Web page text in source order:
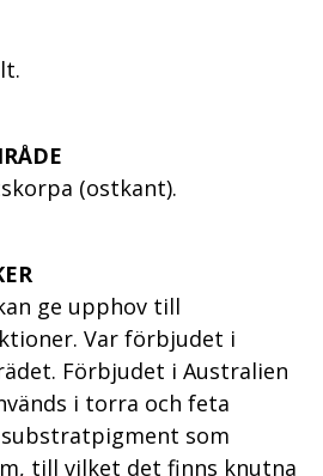
(ostkant).
ge upphov till
Var förbjudet i
Förbjudet i Australien
i torra och feta
som
till vilket det finns knutna